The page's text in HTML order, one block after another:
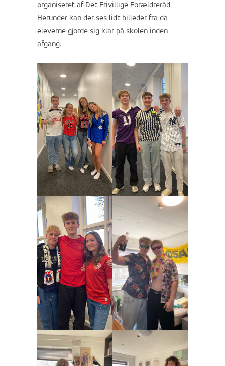
organiseret af Det Frivillige Forældreråd.
Herunder kan der ses lidt billeder fra da
eleverne gjorde sig klar på skolen inden
afgang.